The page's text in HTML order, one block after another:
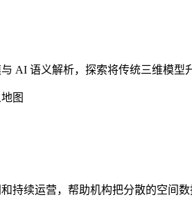
AI 语义解析，探索将传统三维模型
持续运营，帮助机构把分散的空间